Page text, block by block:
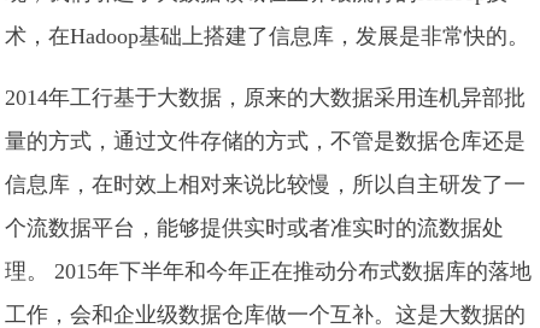
术，在Hadoop基础上搭建了信息库，发展是非常快的。
2014年工行基于大数据，原来的大数据采用连机异部批
量的方式，通过文件存储的方式，不管是数据仓库还是
信息库，在时效上相对来说比较慢，所以自主研发了一
个流数据平台，能够提供实时或者准实时的流数据处
理。 2015年下半年和今年正在推动分布式数据库的落地
工作，会和企业级数据仓库做一个互补。这是大数据的